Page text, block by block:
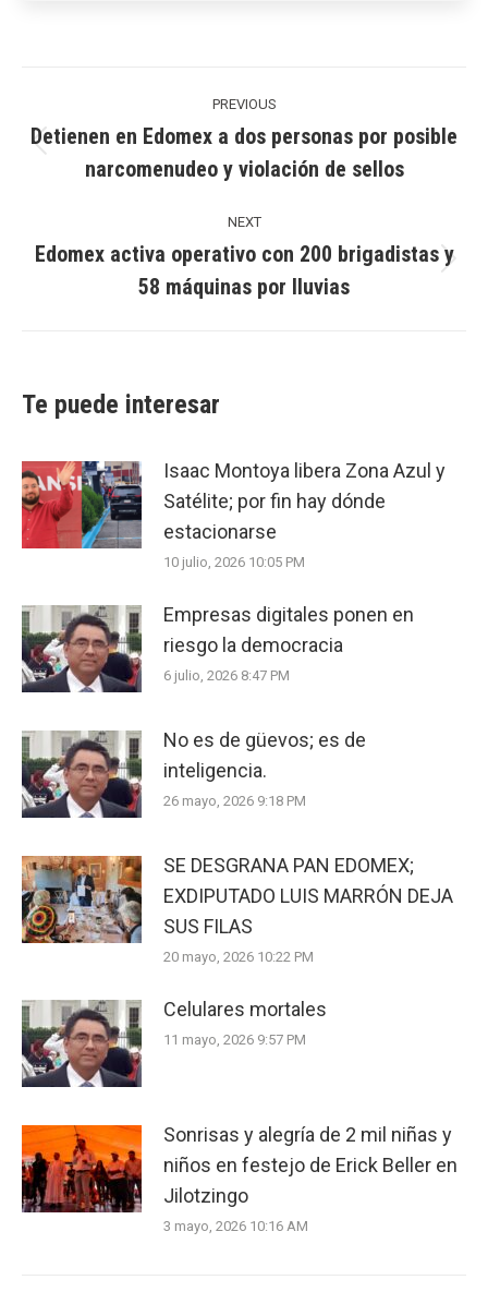
PREVIOUS
Previous
post:
Detienen en Edomex a dos personas por posible
narcomenudeo y violación de sellos
NEXT
post:
Edomex activa operativo con 200 brigadistas y
58 máquinas por lluvias
Te puede interesar
Isaac Montoya libera Zona Azul y
Satélite; por fin hay dónde
estacionarse
10 julio, 2026 10:05 PM
Empresas digitales ponen en
riesgo la democracia
6 julio, 2026 8:47 PM
No es de güevos; es de
inteligencia.
26 mayo, 2026 9:18 PM
SE DESGRANA PAN EDOMEX;
EXDIPUTADO LUIS MARRÓN DEJA
SUS FILAS
20 mayo, 2026 10:22 PM
Celulares mortales
11 mayo, 2026 9:57 PM
Sonrisas y alegría de 2 mil niñas y
niños en festejo de Erick Beller en
Jilotzingo
3 mayo, 2026 10:16 AM